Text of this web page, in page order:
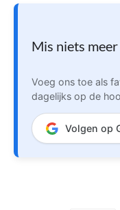
Mis niets
Voeg ons toe als
dagelijks op de
Volgen op